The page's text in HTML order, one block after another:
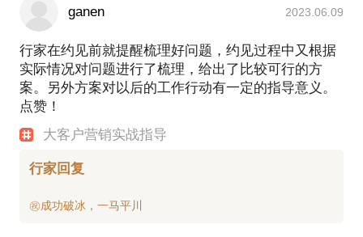
界500强公司、国内上市公司、创业企业。目前专注
于个人和家庭成长，社会组织的发展等
我第一份工作服务于世界最大的通信设备制造商西门
子公司，作为公司跨部门团队Task Force成员，参与
了国内最早的数通产品市场推广及公司内部业务流程
的建立，熟悉跨国公司的架构及市场销售。
破12个亿，我主要负责地方的产品推广和市场渠道，
但最终公司2次冲击纳斯达克失败后被华为公司收购。
在国内的上市公司中兴通讯，我作为项目负责人，参
并连续4年保持竞标项目全部成功。其中某项目作为公
ganen 2023.06.09
行家在约见前就提醒梳理好问题，约见过程中又根据
实际情况对问题进行了梳理，给出了比较可行的方
案。另外方案对以后的工作行动有一定的指导意义。
点赞！
大客户营销实战指导
行家回复